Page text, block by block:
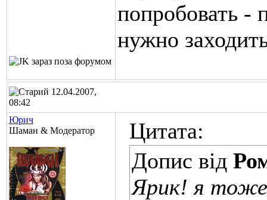
попробовать -
нужно
12.04.2007,
08:42
Юрич
Шаман & Модератор
Цитата:
Допис від
Ярик! я тоже